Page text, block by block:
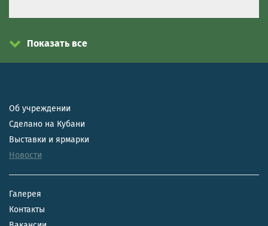
Показать все
Об учреждении
Сделано на Кубани
Выставки и ярмарки
Новости
Галерея
Контакты